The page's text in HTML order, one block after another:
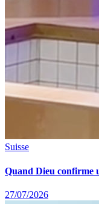
Suisse
Quand Dieu confirme
27/07/2026